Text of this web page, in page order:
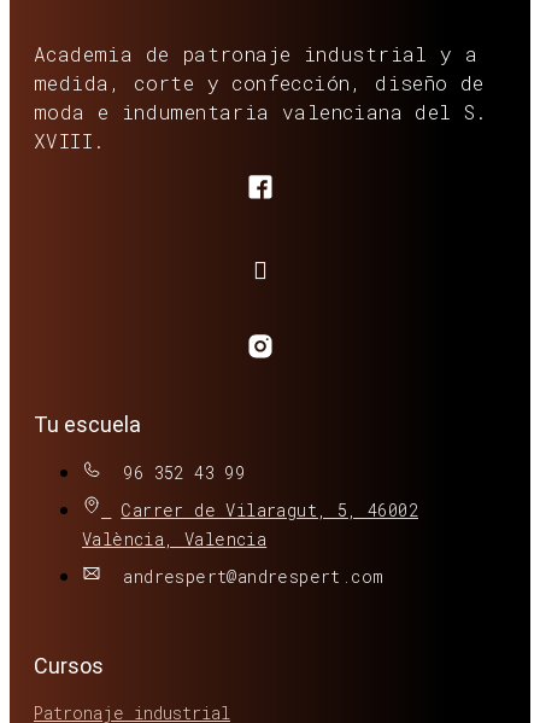
Academia de patronaje industrial y a
medida, corte y confección, diseño de
moda e indumentaria valenciana del S.
XVIII.
Tu escuela
96 352 43 99
Carrer de Vilaragut, 5, 46002
València, Valencia
andrespert@andrespert.com
Cursos
Patronaje industrial